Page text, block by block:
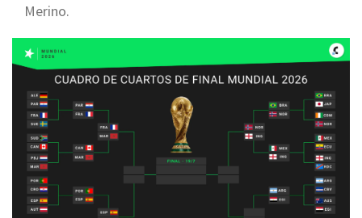
Merino.